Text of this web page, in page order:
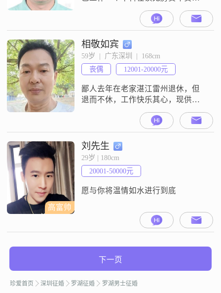
债有社保饮食清淡 爱好书法 瑜伽 电
脑不抽烟不酗酒不赌博在学校从事
后勤工作喜欢简单安稳快乐生活诚
觅年龄相仿 善良爱笑的女士共同生
活
相敬如宾
59岁  |  广东深圳  |  168cm
丧偶
12001-20000元
鄙人去年在老家湛江雷州退休，但
退而不休，工作快乐其心，现供职
深圳罗湖区一小学校后勤工作。大
都市是愚用武之地，但愿此地君有
所居，愚以技能（技能业务如次：
择日评日、勘测风水、室内布局、
八字合婚、初婴定命、安名改名、
结婚写帖、接写对联等等）去挣
钱，共筑新暖之爱窝，过好往后的
日子。老家镇集上有自地自建房
高富帅
刘先生
29岁 | 180cm
20001-50000元
愿与你将温情如水进行到底
下一页
珍爱首页 深圳征婚 罗湖征婚 罗湖男士征婚